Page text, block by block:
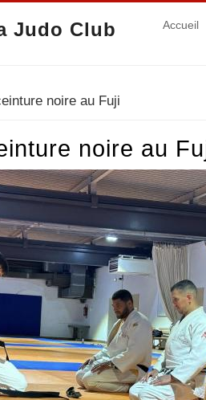
Judo Club Accueil
noire au Fuji
noire au